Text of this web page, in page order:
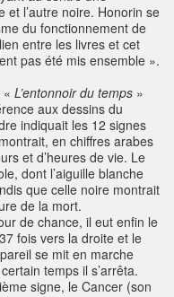
et l’autre noire. Honorin se
du fonctionnement de
entre les livres et cet
pas été mis ensemble ».
L’entonnoir du temps »
aux dessins du
indiquait les 12 signes
en chiffres arabes
et d’heures de vie. Le
dont l’aiguille blanche
que celle noire montrait
de la mort.
de chance, il eut enfin le
fois vers la droite et le
se mit en marche
temps il s’arrêta.
signe, le Cancer (son